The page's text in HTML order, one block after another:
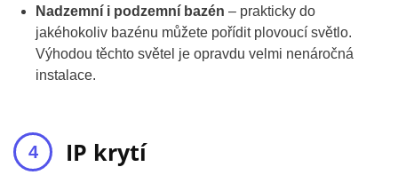
Nadzemní i podzemní bazén – prakticky do
jakéhokoliv bazénu můžete pořídit plovoucí světlo.
Výhodou těchto světel je opravdu velmi nenáročná
instalace.
IP krytí